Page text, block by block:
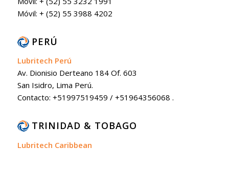
Móvil: + (52) 55 3988 4202
PERÚ
Lubritech Perú
Av. Dionisio Derteano 184 Of. 603
San Isidro, Lima Perú.
Contacto: +51997519459 / +51964356068 .
TRINIDAD & TOBAGO
Lubritech Caribbean